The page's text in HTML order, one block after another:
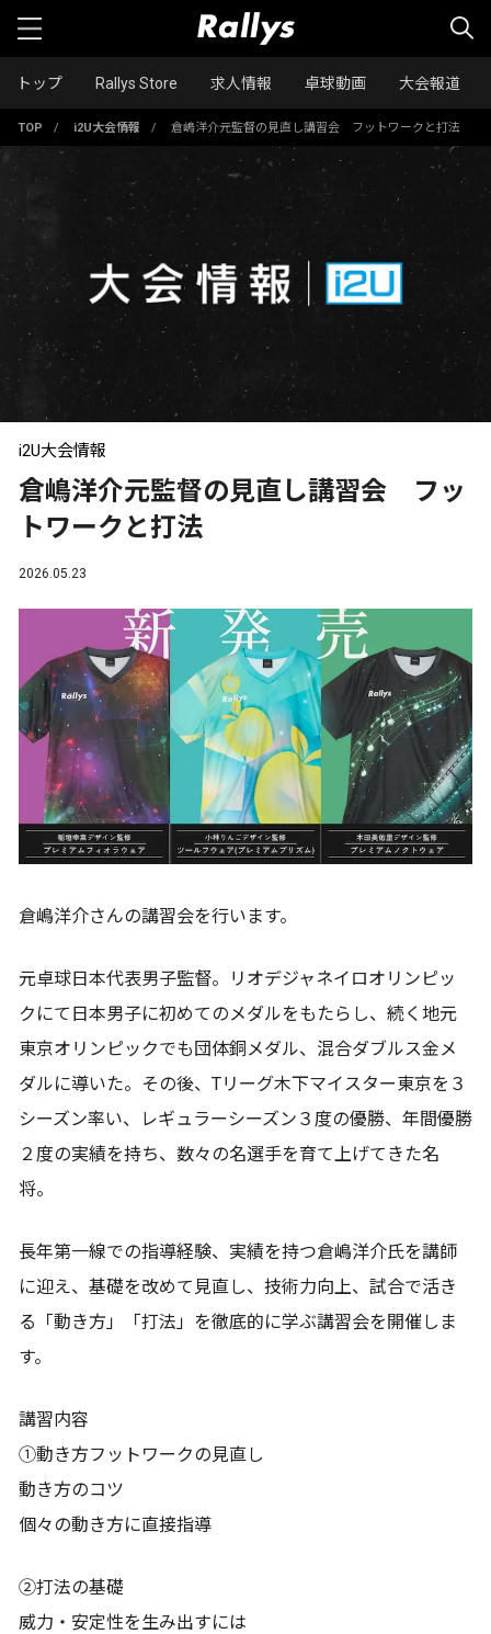
トップ Rallys Store 求人情報 卓球動画 大会報道
TOP / i2U大会情報 / 倉嶋洋介元監督の見直し講習会 フットワークと打法
i2U大会情報
倉嶋洋介元監督の見直し講習会 フッ
トワークと打法
2026.05.23
倉嶋洋介さんの講習会を行います。
元卓球日本代表男子監督。リオデジャネイロオリンピッ
クにて日本男子に初めてのメダルをもたらし、続く地元
東京オリンピックでも団体銅メダル、混合ダブルス金メ
ダルに導いた。その後、Tリーグ木下マイスター東京を３
シーズン率い、レギュラーシーズン３度の優勝、年間優勝
２度の実績を持ち、数々の名選手を育て上げてきた名
将。
長年第一線での指導経験、実績を持つ倉嶋洋介氏を講師
に迎え、基礎を改めて見直し、技術力向上、試合で活き
る「動き方」「打法」を徹底的に学ぶ講習会を開催しま
す。
講習内容
①動き方フットワークの見直し
動き方のコツ
個々の動き方に直接指導
②打法の基礎
威力・安定性を生み出すには